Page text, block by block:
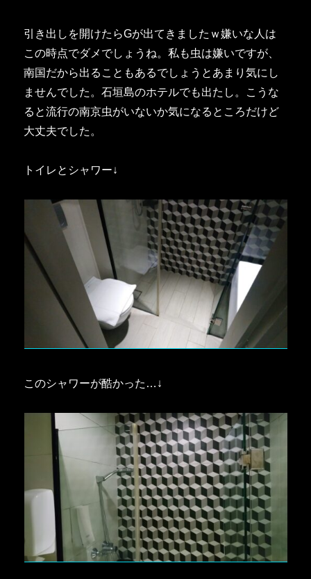
引き出しを開けたらGが出てきましたｗ嫌いな人は
この時点でダメでしょうね。私も虫は嫌いですが、
南国だから出ることもあるでしょうとあまり気にし
ませんでした。石垣島のホテルでも出たし。こうな
ると流行の南京虫がいないか気になるところだけど
大丈夫でした。
トイレとシャワー↓
このシャワーが酷かった…↓